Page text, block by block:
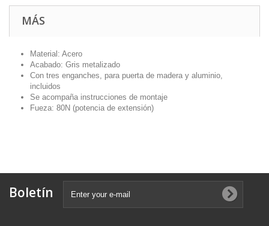
MÁS
Material: Acero
Acabado: Gris metalizado
Con tres enganches, para puerta de madera y aluminio,
incluidos
Se acompaña instrucciones de montaje
Fueza: 80N (potencia de extensión)
Boletín